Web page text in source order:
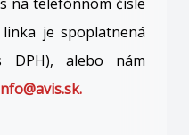
je spoplatnená
DPH), alebo nám